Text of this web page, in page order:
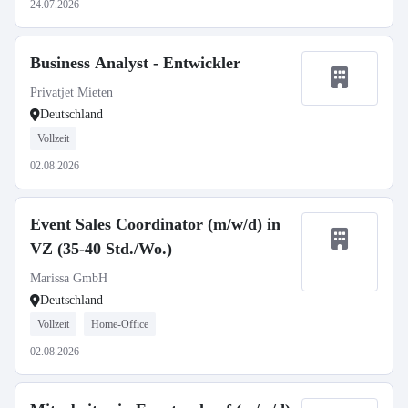
24.07.2026
Business Analyst - Entwickler
Privatjet Mieten
Deutschland
Vollzeit
02.08.2026
Event Sales Coordinator (m/w/d) in
VZ (35-40 Std./Wo.)
Marissa GmbH
Deutschland
Vollzeit Home-Office
02.08.2026